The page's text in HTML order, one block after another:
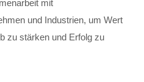
mit
und Industrien, um Wert
zu stärken und Erfolg zu